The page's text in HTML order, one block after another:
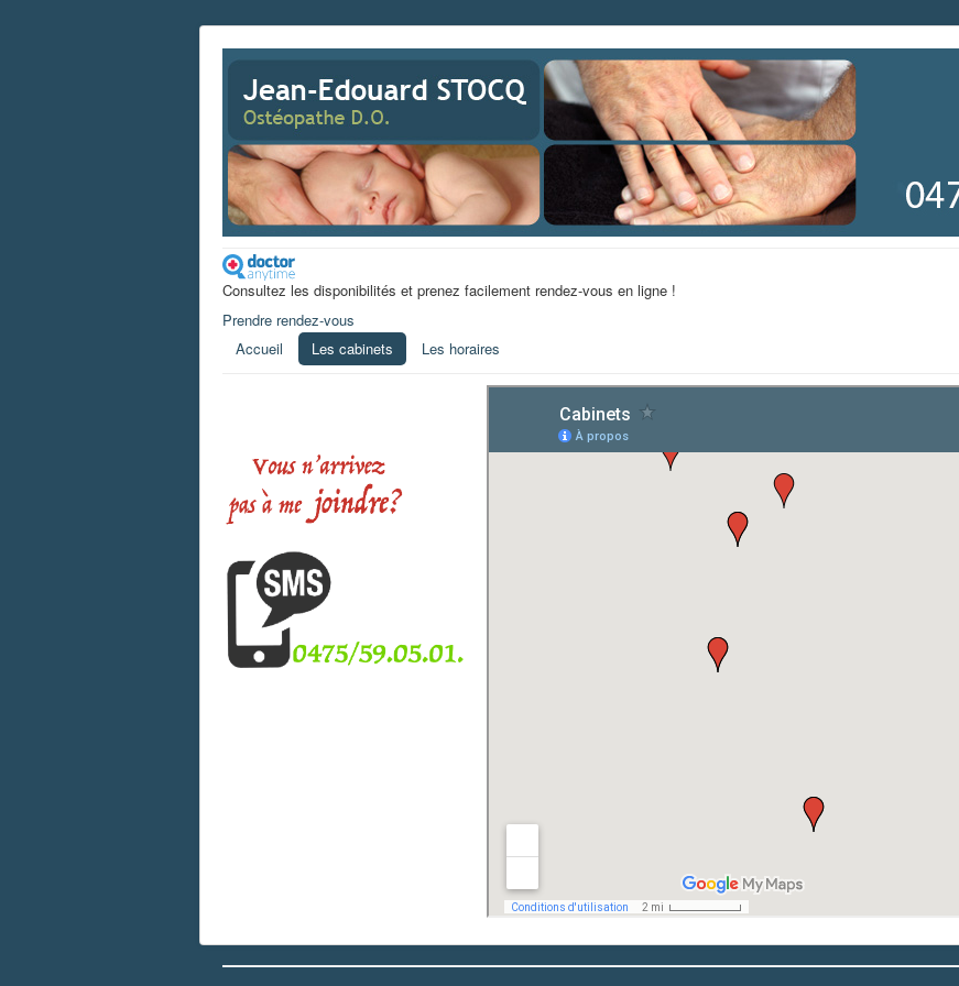
Consultez les disponibilités et prenez facilement rendez-vous en ligne !
Prendre rendez-vous
Accueil
Les cabinets Les horaires